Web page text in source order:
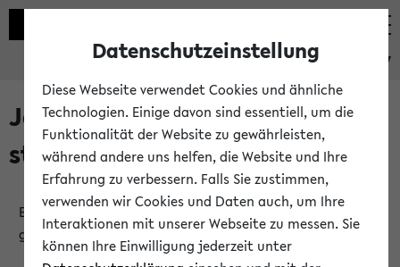
eKVV
Jetzt und in Kürze
stattfindende Veranstaltungen
Es wurden keine jetzt stattfindenden Veranstaltungen
gefunden!
Datenschutzeinstellung
Diese Webseite verwendet Cookies und ähnliche
Technologien. Einige davon sind essentiell, um die
Funktionalität der Website zu gewährleisten,
während andere uns helfen, die Website und Ihre
Erfahrung zu verbessern. Falls Sie zustimmen,
verwenden wir Cookies und Daten auch, um Ihre
Interaktionen mit unserer Webseite zu messen. Sie
können Ihre Einwilligung jederzeit unter